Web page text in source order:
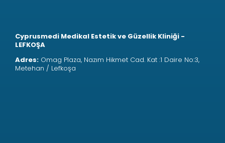
Cyprusmedi Medikal Estetik ve Güzellik Kliniği -
LEFKOŞA
Adres: Omag Plaza, Nazım Hikmet Cad. Kat :1 Daire No:3,
Metehan / Lefkoşa